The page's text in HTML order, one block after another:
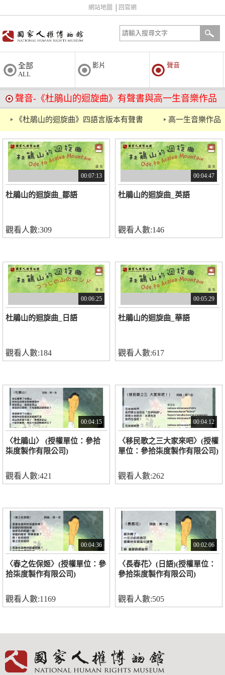
網站地圖 回官網
全部
ALL
影片 聲音
聲音-《杜鵑山的迴旋曲》有聲書與高一生音樂作品
《杜鵑山的迴旋曲》四語言版本有聲書 高一生音樂作品
00:07:13
杜鵑山的迴旋曲_鄒語
觀看人數:309
00:04:47
杜鵑山的迴旋曲_英語
觀看人數:146
00:06:25
杜鵑山的迴旋曲_日語
觀看人數:184
00:05:29
杜鵑山的迴旋曲_華語
觀看人數:617
00:04:15
〈杜鵑山〉 (授權單位：參拾
柒度製作有限公司)
觀看人數:421
00:04:12
〈移民歌之三大家來吧〉(授權
單位：參拾柒度製作有限公司)
觀看人數:262
00:04:36
〈春之佐保姬〉(授權單位：參
拾柒度製作有限公司)
觀看人數:1169
00:02:06
〈長春花〉(日語)(授權單位：
參拾柒度製作有限公司)
觀看人數:505